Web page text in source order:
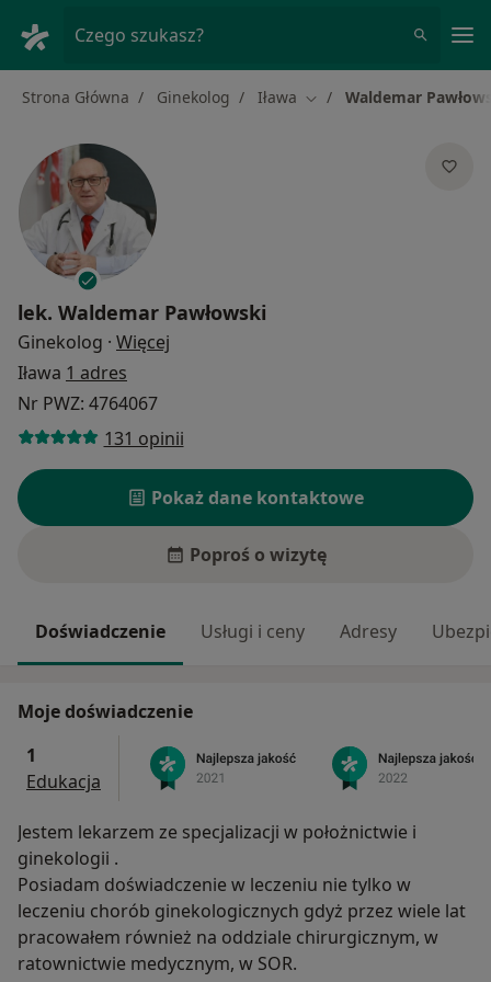
Czego szukasz?
Strona Główna Ginekolog Iława Zmień miasto
Waldemar
lek. Waldemar Pawłowski
Ginekolog · Więcej
Iława 1 adres
Nr PWZ: 4764067
131 opinii
Pokaż dane kontaktowe
Poproś o wizytę
Doświadczenie Usługi i ceny Adresy
Moje doświadczenie
1
Edukacja
Jestem lekarzem ze specjalizacji w położnictwie i
ginekologii .
Posiadam doświadczenie w leczeniu nie tylko w
leczeniu chorób ginekologicznych gdyż przez wiele lat
pracowałem również na oddziale chirurgicznym, w
ratownictwie medycznym, w SOR.